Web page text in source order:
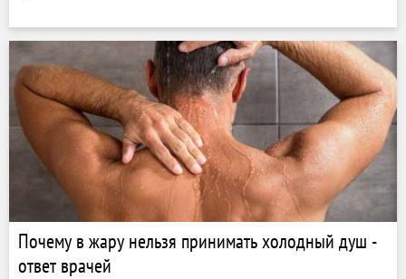
Почему в жару нельзя принимать холодный душ -
ответ врачей